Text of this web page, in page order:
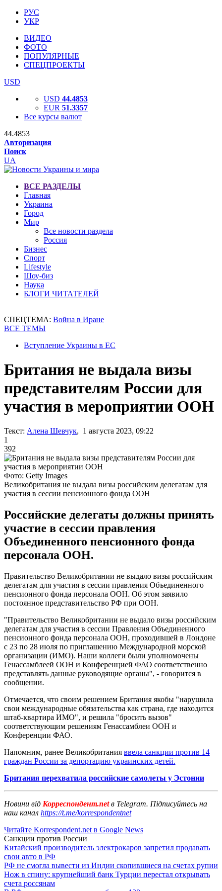
РУС
УКР
ВИДЕО
ФОТО
ПОПУЛЯРНЫЕ
СПЕЦПРОЕКТЫ
USD
USD 44.4853
EUR 51.3357
Все курсы валют
44.4853
Авторизация
Поиск
UA
ВСЕ РАЗДЕЛЫ
Главная
Украина
Город
Мир
Все новости раздела
Россия
Бизнес
Спорт
Lifestyle
Шоу-биз
Наука
БЛОГИ ЧИТАТЕЛЕЙ
СПЕЦТЕМА: Война в Иране
ВСЕ ТЕМЫ
Вступление Украины в ЕС
Британия не выдала визы
представителям России для
участия в мероприятии ООН
Текст: Алена Шевчук, 1 августа 2023, 09:22
1
392
Фото: Getty Images
Великобритания не выдала визы российским делегатам для
участия в сессии пенсионного фонда ООН
Российские делегаты должны принять
участие в сессии правления
Объединенного пенсионного фонда
персонала ООН.
Правительство Великобритании не выдало визы российским
делегатам для участия в сессии правления Объединенного
пенсионного фонда персонала ООН. Об этом заявило
постоянное представительство РФ при ООН.
"Правительство Великобритании не выдало визы российским
делегатам для участия в сессии Правления Объединенного
пенсионного фонда персонала ООН, проходившей в Лондоне
с 23 по 28 июля по приглашению Международной морской
организации (ИМО). Наши коллеги были уполномочены
Генассамблеей ООН и Конференцией ФАО соответственно
представлять данные руководящие органы", - говорится в
сообщении.
Отмечается, что своим решением Британия якобы "нарушила
свои международные обязательства как страна, где находится
штаб-квартира ИМО", и решила "бросить вызов"
соответствующим решениям Генассамблеи ООН и
Конференции ФАО.
Напомним, ранее Великобритания ввела санкции против 14
граждан России за депортацию украинских детей.
Британия перехватила российские самолеты у Эстонии
Новини від Корреспондент.netв Telegram. Підписуйтесь на
наш канал https://t.me/korrespondentnet
Читайте Korrespondent.net в Google News
Санкции против России
Китайский производитель электрокаров запретил продавать
свои авто в РФ
РФ не смогла вывести из Индии скопившиеся на счетах рупии
Нож в спину: крупнейший банк Турции перестал открывать
счета россянам